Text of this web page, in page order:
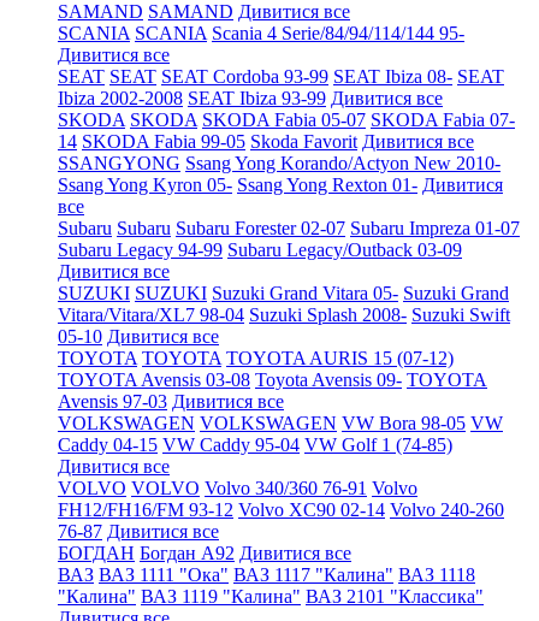
SAMAND SAMAND Дивитися все
SCANIA SCANIA Scania 4 Serie/84/94/114/144 95-
Дивитися все
SEAT SEAT SEAT Cordoba 93-99 SEAT Ibiza 08- SEAT
Ibiza 2002-2008 SEAT Ibiza 93-99 Дивитися все
SKODA SKODA SKODA Fabia 05-07 SKODA Fabia 07-
14 SKODA Fabia 99-05 Skoda Favorit Дивитися все
SSANGYONG Ssang Yong Korando/Actyon New 2010-
Ssang Yong Kyron 05- Ssang Yong Rexton 01- Дивитися
все
Subaru Subaru Subaru Forester 02-07 Subaru Impreza 01-07
Subaru Legacy 94-99 Subaru Legacy/Outback 03-09
Дивитися все
SUZUKI SUZUKI Suzuki Grand Vitara 05- Suzuki Grand
Vitara/Vitara/XL7 98-04 Suzuki Splash 2008- Suzuki Swift
05-10 Дивитися все
TOYOTA TOYOTA TOYOTA AURIS 15 (07-12)
TOYOTA Avensis 03-08 Toyota Avensis 09- TOYOTA
Avensis 97-03 Дивитися все
VOLKSWAGEN VOLKSWAGEN VW Bora 98-05 VW
Caddy 04-15 VW Caddy 95-04 VW Golf 1 (74-85)
Дивитися все
VOLVO VOLVO Volvo 340/360 76-91 Volvo
FH12/FH16/FM 93-12 Volvo XC90 02-14 Volvo 240-260
76-87 Дивитися все
БОГДАН Богдан А92 Дивитися все
ВАЗ ВАЗ 1111 "Ока" ВАЗ 1117 "Калина" ВАЗ 1118
"Калина" ВАЗ 1119 "Калина" ВАЗ 2101 "Классика"